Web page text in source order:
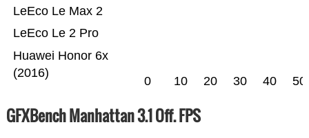
Huawei Honor 6x
(2016)
LeEco Le 2 Pro
LeEco Le Max 2
0 10 20 30 40 50
GFXBench Manhattan 3.1 Off. FPS